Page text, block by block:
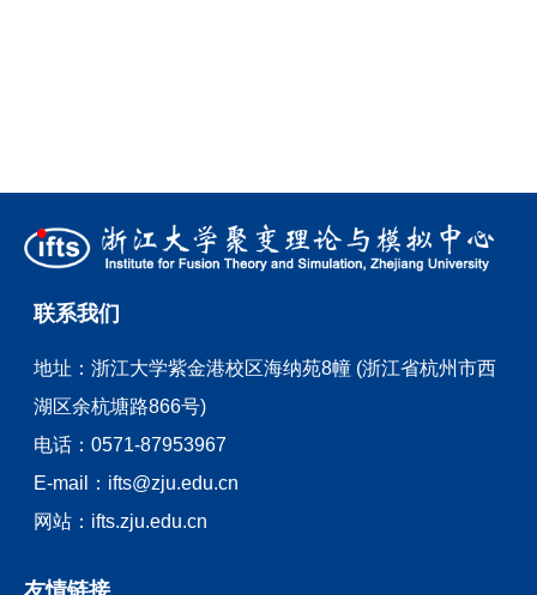
联系我们
地址：浙江大学紫金港校区海纳苑8幢 (浙江省杭州市西
湖区余杭塘路866号)
电话：0571-87953967
E-mail： ifts@zju.edu.cn
网站： ifts.zju.edu.cn
友情链接